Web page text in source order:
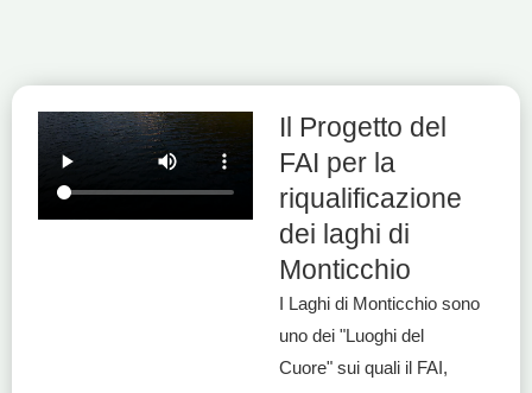
Il Progetto del
FAI per la
riqualificazione
dei laghi di
Monticchio
I Laghi di Monticchio sono
uno dei "Luoghi del
Cuore" sui quali il FAI,